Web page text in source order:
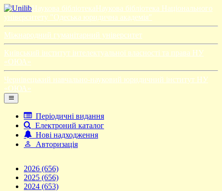
Наукова бібліотекаНаукова бібліотека Національного
університету "Одеська юридична академія"
Міжнародний гуманітарний університет
Київський інститут інтелектуальної власності та права НУ
«ОЮА»
Чернівецький навчально-науковий юридичний інститут НУ
«ОЮА»
Періодичні видання
Електроний каталог
Нові надходження
Авторизація
2026 (656)
2025 (656)
2024 (653)